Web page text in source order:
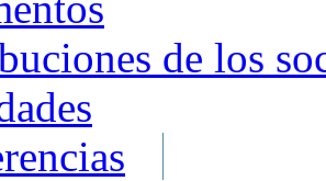
de los